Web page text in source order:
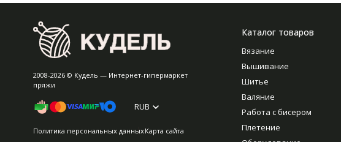
2008-2026 © Кудель — Интернет-гипермаркет
пряжи
RUB
Политика персональных данныхКарта сайта
Каталог товаров
Вязание
Вышивание
Шитье
Валяние
Работа с бисером
Плетение